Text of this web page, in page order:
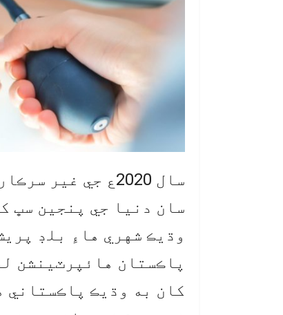
سال 2020ع جي
وڌيڪ شهري هاءِ بلڊ
کان به وڌيڪ پاڪستاني